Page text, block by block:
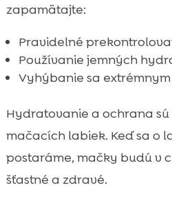
zapamätajte:
Pravidelné
Používanie jemných
Vyhýbanie sa
Hydratovanie a ochrana
mačacích labiek. Keď sa o
postaráme, mačky budú v
šťastné a zdravé.